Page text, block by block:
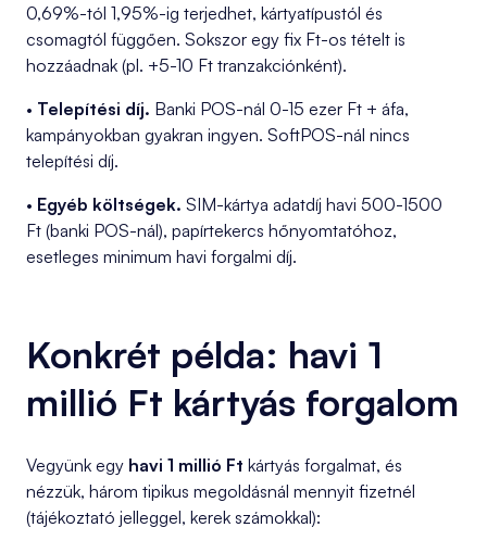
0,69%-tól 1,95%-ig terjedhet, kártyatípustól és
csomagtól függően. Sokszor egy fix Ft-os tételt is
hozzáadnak (pl. +5-10 Ft tranzakciónként).
• Telepítési díj. Banki POS-nál 0-15 ezer Ft + áfa,
kampányokban gyakran ingyen. SoftPOS-nál nincs
telepítési díj.
• Egyéb költségek. SIM-kártya adatdíj havi 500-1500
Ft (banki POS-nál), papírtekercs hőnyomtatóhoz,
esetleges minimum havi forgalmi díj.
Konkrét példa: havi 1
millió Ft kártyás forgalom
Vegyünk egy havi 1 millió Ft kártyás forgalmat, és
nézzük, három tipikus megoldásnál mennyit fizetnél
(tájékoztató jelleggel, kerek számokkal):